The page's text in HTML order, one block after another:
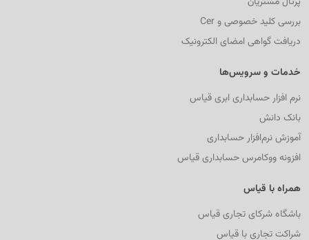
بررسی کلید خصوصی و Cer
دریافت گواهی امضای الکترونیک
خدمات و سرویس‌ها
نرم افزار حسابداری ابری قیاس
بانک دانش
آموزش نرم‌افزار حسابداری
افزونه ووکامرس حسابداری قیاس
همراه با قیاس
باشگاه شرکای تجاری قیاس
شراکت تجاری با قیاس